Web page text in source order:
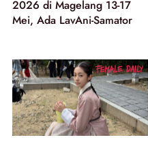
2026 di Magelang 13-17
Mei, Ada LavAni-Samator